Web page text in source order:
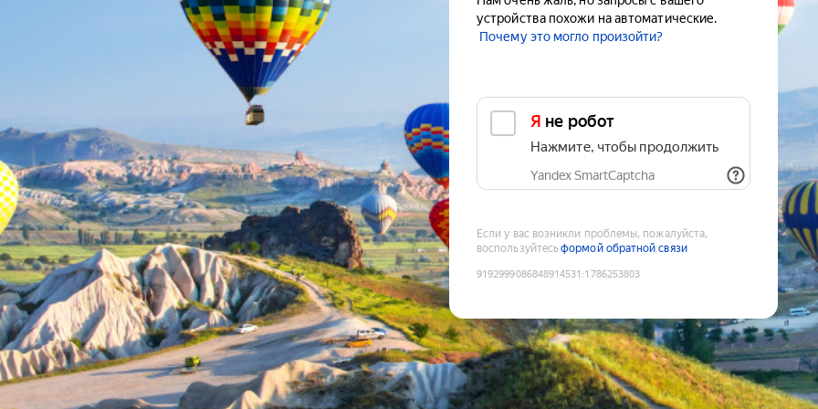
устройства похожи на автоматические.
Почему это могло произойти?
Я не робот
Нажмите, чтобы продолжить
Yandex SmartCaptcha
Если у вас возникли проблемы, пожалуйста,
воспользуйтесьформой обратной связи
9192999086848914531 :1786253803